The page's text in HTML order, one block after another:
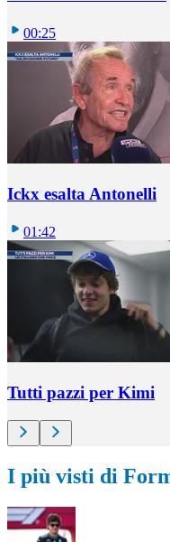
00:25
Ickx esalta Antonelli
01:42
Tutti pazzi per Kimi
I più visti di